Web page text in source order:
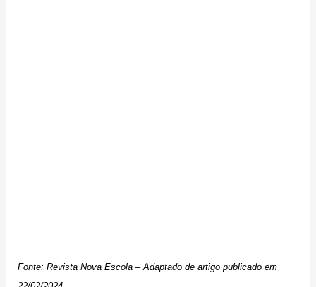
Fonte: Revista Nova Escola – Adaptado de artigo publicado em